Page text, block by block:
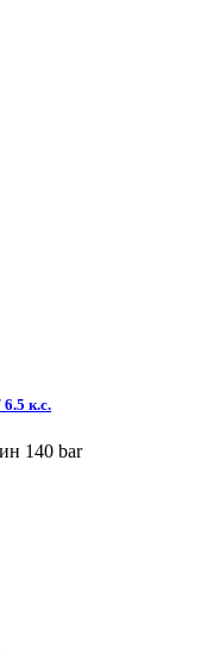
к.с.
140 bar